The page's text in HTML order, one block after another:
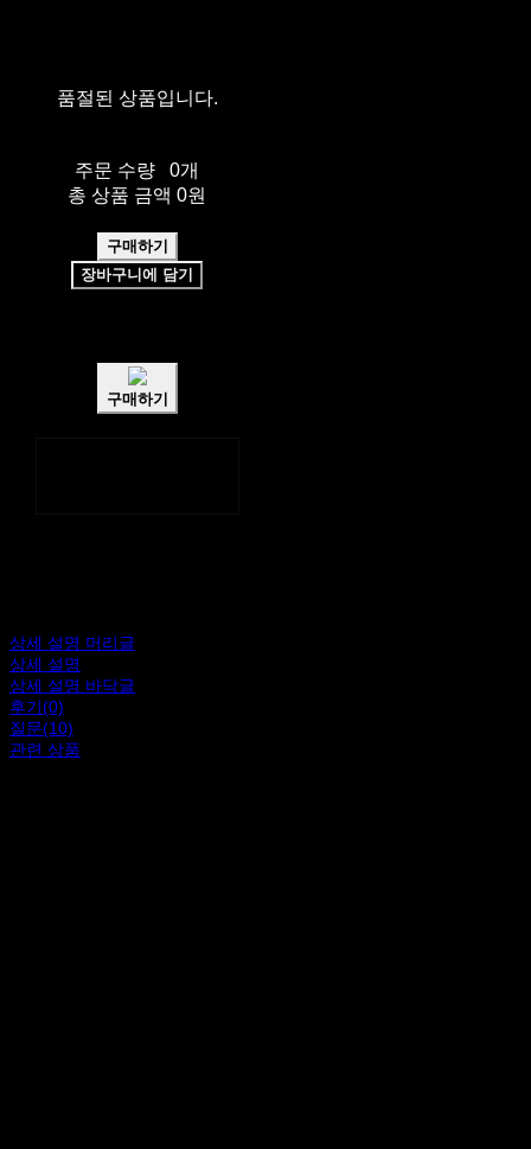
품절된 상품입니다.
주문 수량
0개
총 상품 금액 0원
구매하기
장바구니에 담기
구매하기
상세 설명 머리글
상세 설명
상세 설명 바닥글
후기(0)
질문(10)
관련 상품